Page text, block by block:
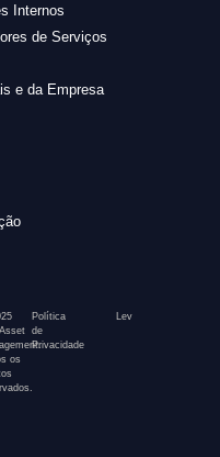
Internos
de Serviços
e da Empresa
os
Política
de
Privacidade
Lev